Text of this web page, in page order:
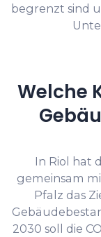
begrenzt sind
Welche
In Riol hat
gemeinsam
Pfalz das
2030 soll die